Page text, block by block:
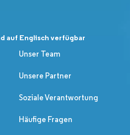
auf Englisch verfügbar
Unser Team
Unsere Partner
Soziale Verantwortung
Häufige Fragen